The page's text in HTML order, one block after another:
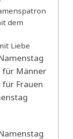
dem
Liebe
für Männer
für Frauen